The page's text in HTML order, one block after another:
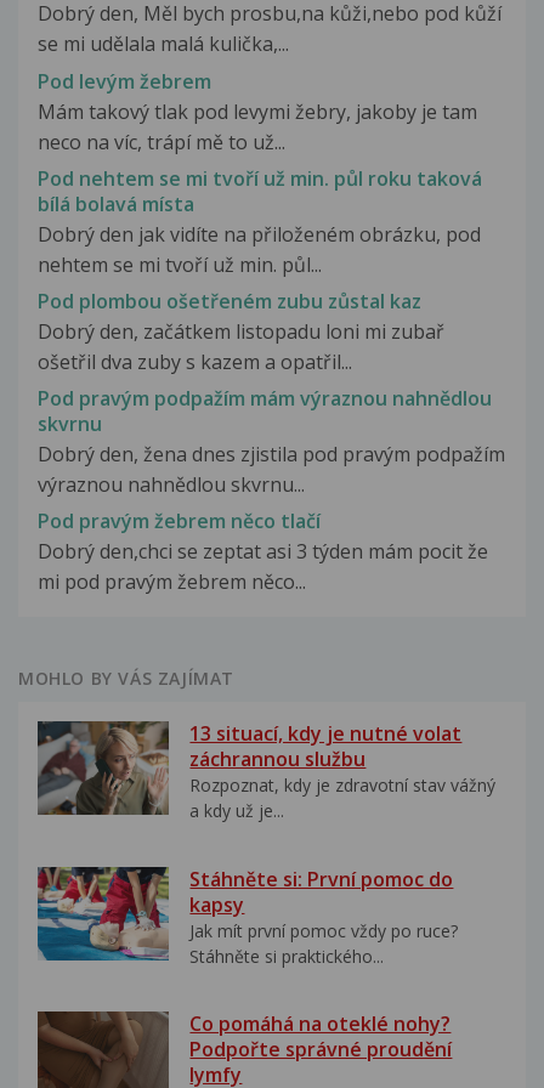
Dobrý den, Měl bych prosbu,na kůži,nebo pod kůží
se mi udělala malá kulička,...
Pod levým žebrem
Mám takový tlak pod levymi žebry, jakoby je tam
neco na víc, trápí mě to už...
Pod nehtem se mi tvoří už min. půl roku taková
bílá bolavá místa
Dobrý den jak vidíte na přiloženém obrázku, pod
nehtem se mi tvoří už min. půl...
Pod plombou ošetřeném zubu zůstal kaz
Dobrý den, začátkem listopadu loni mi zubař
ošetřil dva zuby s kazem a opatřil...
Pod pravým podpažím mám výraznou nahnědlou
skvrnu
Dobrý den, žena dnes zjistila pod pravým podpažím
výraznou nahnědlou skvrnu...
Pod pravým žebrem něco tlačí
Dobrý den,chci se zeptat asi 3 týden mám pocit že
mi pod pravým žebrem něco...
MOHLO BY VÁS ZAJÍMAT
13 situací, kdy je nutné volat
záchrannou službu
Rozpoznat, kdy je zdravotní stav vážný
a kdy už je...
Stáhněte si: První pomoc do
kapsy
Jak mít první pomoc vždy po ruce?
Stáhněte si praktického...
Co pomáhá na oteklé nohy?
Podpořte správné proudění
lymfy